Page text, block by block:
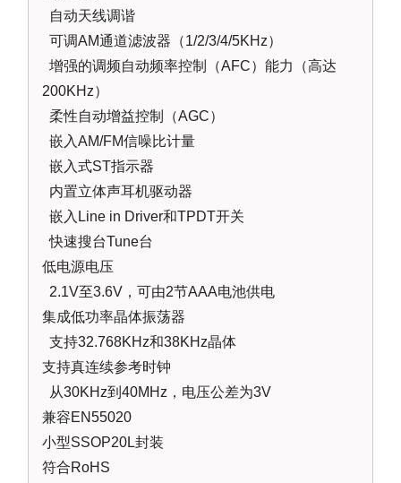
自动天线调谐
可调AM通道滤波器（1/2/3/4/5KHz）
增强的调频自动频率控制（AFC）能力（高达
200KHz）
柔性自动增益控制（AGC）
嵌入AM/FM信噪比计量
嵌入式ST指示器
内置立体声耳机驱动器
嵌入Line in Driver和TPDT开关
快速搜台Tune台
低电源电压
2.1V至3.6V，可由2节AAA电池供电
集成低功率晶体振荡器
支持32.768KHz和38KHz晶体
支持真连续参考时钟
从30KHz到40MHz，电压公差为3V
兼容EN55020
小型SSOP20L封装
符合RoHS